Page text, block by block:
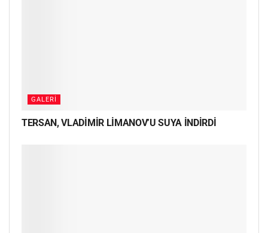
GALERI
TERSAN, VLADİMİR LİMANOV’U SUYA İNDİRDİ